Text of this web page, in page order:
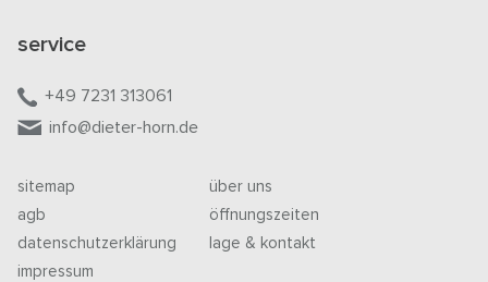
service
+49 7231 313061
info@dieter-horn.de
sitemap
agb
datenschutzerklärung
impressum
über uns
öffnungszeiten
lage & kontakt